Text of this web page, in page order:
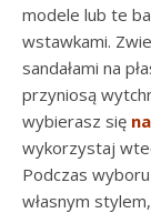
modele lub te
wstawkami.
sandałami na
przyniosą
wybierasz się
wykorzystaj
Podczas
własnym